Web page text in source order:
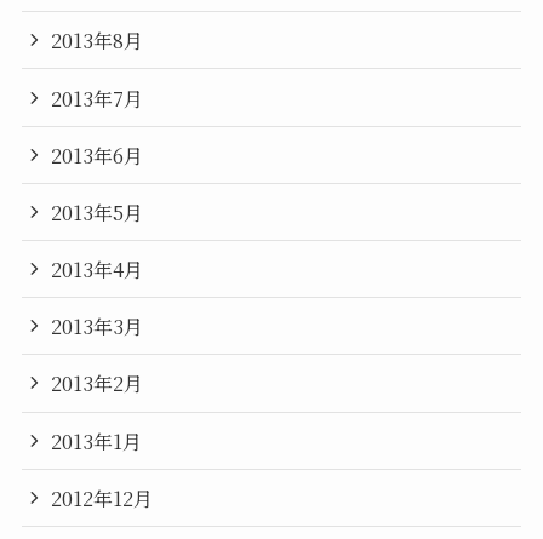
2013年8月
2013年7月
2013年6月
2013年5月
2013年4月
2013年3月
2013年2月
2013年1月
2012年12月